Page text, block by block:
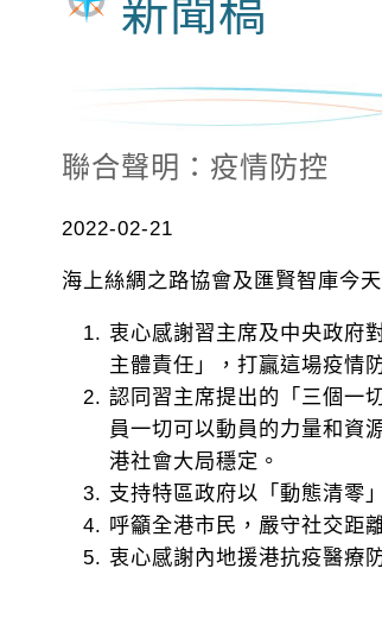
新聞稿
聯合聲明：疫情防控
2022-02-21
海上絲綢之路協會及匯賢智庫今
衷心感謝習主席及中央政府
主體責任」，打贏這場疫情
認同習主席提出的「三個一
員一切可以動員的力量和資
港社會大局穩定。
支持特區政府以「動態清零
呼籲全港市民，嚴守社交距
衷心感謝內地援港抗疫醫療